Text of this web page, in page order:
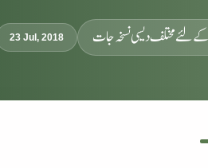
23 Jul, 2018 مختلف دیسی نسخہ جات